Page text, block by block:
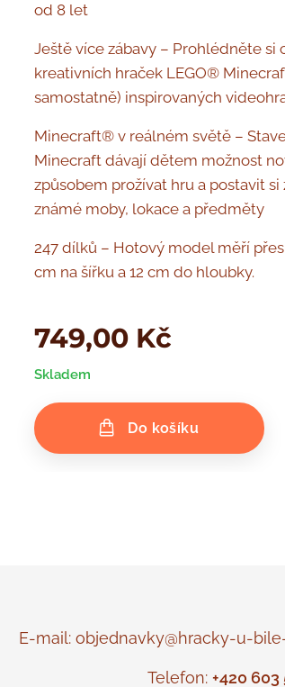
od 8 let
Ještě více zábavy – Prohlédněte si
kreativních hraček LEGO®
samostatně) inspirovaných
Minecraft® v reálném světě –
Minecraft dávají dětem možnost
způsobem prožívat hru a postavit si
známé moby, lokace a předměty
247 dílků – Hotový model měří přes
cm na šířku a 12 cm do hloubky.
749,00 Kč
Skladem
Do košíku
E-mail: objednavky@hracky-u-
Telefon: +420 603